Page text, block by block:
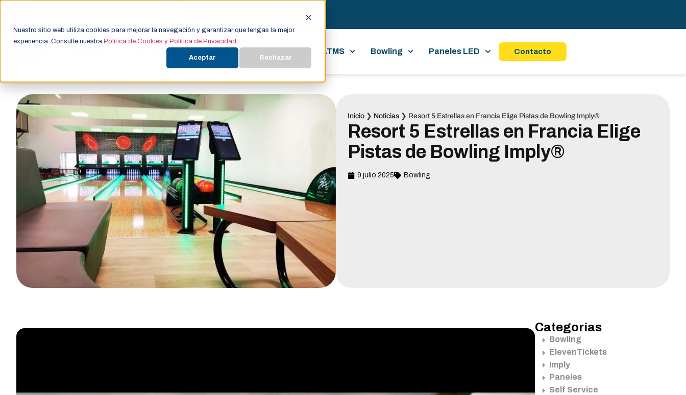
Nuestro sitio web utiliza cookies para mejorar la navegación y garantizar que tengas la mejor
experiencia. Consulte nuestra Política de Cookies y Política de Privacidad.
Aceptar Rechazar
ElevenTickets Self Service ATMS Bowling Paneles LED Contacto
Inicio❯ Noticias❯ Resort 5 Estrellas en Francia Elige Pistas de Bowling Imply®
Resort 5 Estrellas en Francia Elige
Pistas de Bowling Imply®
9 julio 2025 Bowling
Categorías
Bowling
ElevenTickets
Imply
Paneles
Self Service